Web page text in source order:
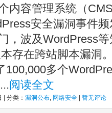
内容管理系统（
安全漏洞事件
，波及WordPress
存在跨站脚本漏洞
100,000多个
阅读全文
分类： 漏洞公布, 网络安全 暂无评论